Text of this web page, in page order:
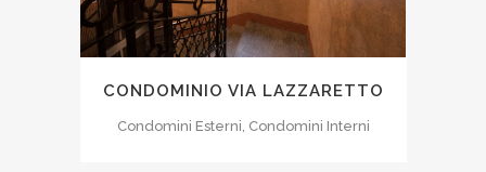
CONDOMINIO VIA LAZZARETTO
Condomini Esterni, Condomini Interni